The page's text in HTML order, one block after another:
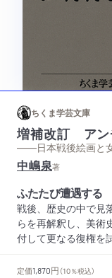
ちくま学芸文庫
増補改訂 アン
——日本戦後絵画と
中嶋泉著
ふたたび遭遇する
戦後、歴史の中で見
らを再解釈し、美術
付して更なる復権を
定価1,870円 （10％税込）